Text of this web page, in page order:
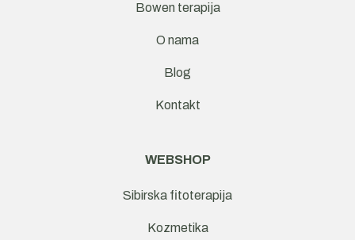
Bowen terapija
O nama
Blog
Kontakt
WEBSHOP
Sibirska fitoterapija
Kozmetika